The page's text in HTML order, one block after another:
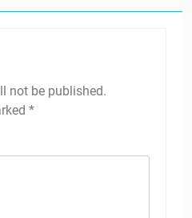
not be published.
*